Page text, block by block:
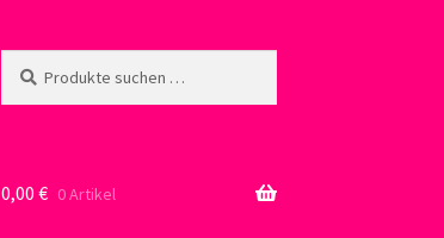
nach:
0,00 € 0 Artikel